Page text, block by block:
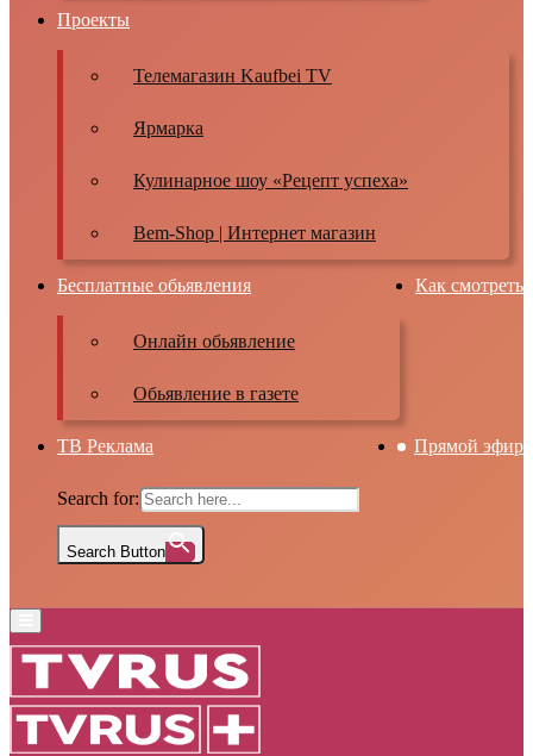
Проекты
Телемагазин Kaufbei TV
Ярмарка
Кулинарное шоу «Рецепт успеха»
Bem-Shop | Интернет магазин
Бесплатные обьявления
Онлайн обьявление
Обьявление в газете
Как смотреть
ТВ Реклама Прямой эфир
Search for:
Search Button
Menu